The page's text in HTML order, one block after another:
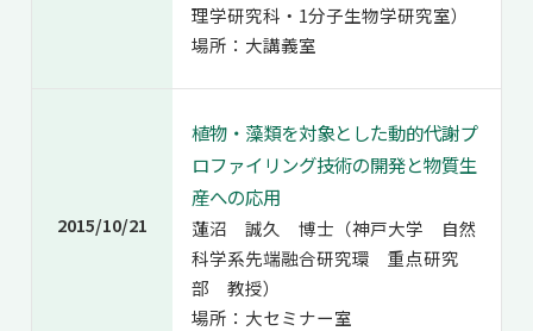
理学研究科・1分子生物学研究室）
場所：大講義室
2015/10/21
植物・藻類を対象とした動的代謝プ
ロファイリング技術の開発と物質生
産への応用
蓮沼 誠久 博士（神戸大学 自然
科学系先端融合研究環 重点研究
部 教授）
場所：大セミナー室